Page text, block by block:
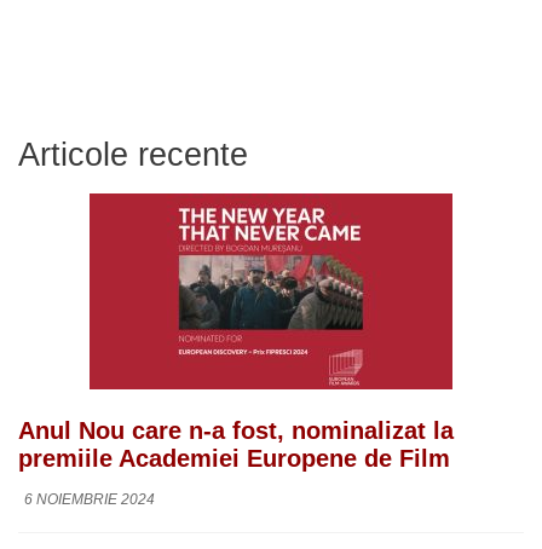
Articole recente
Anul Nou care n-a fost, nominalizat la
premiile Academiei Europene de Film
6 NOIEMBRIE 2024